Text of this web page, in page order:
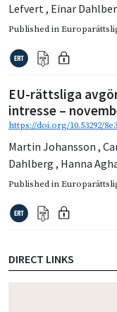
Lefvert, Einar
Published in
EU-rättsliga
intresse –
https://doi.org/10.53292/
Martin Johansson ,
Dahlberg , Hanna
Published in
DIRECT LINKS